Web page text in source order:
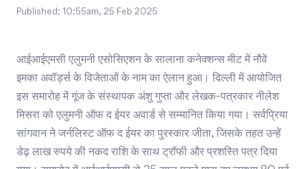
Published: 10:55am, 25 Feb 2025
आईआईएमसी एलुमनी एसोसिएशन के सालाना कनेक्शन्स मीट में नौवें
इमका अवॉर्ड्स के विजेताओं के नाम का ऐलान हुआ। दिल्ली में आयोजित
इस समारोह में गूंज के संस्थापक अंशु गुप्ता और लेखक-पत्रकार नीलेश
मिसरा को एलुमनी ऑफ द ईयर अवार्ड से सम्मानित किया गया। सर्वप्रिया
सांगवान ने जर्नलिस्ट ऑफ द ईयर का पुरस्कार जीता, जिसके तहत उन्हें
डेढ़ लाख रुपये की नकद राशि के साथ ट्रॉफी और प्रशस्ति पत्र दिया